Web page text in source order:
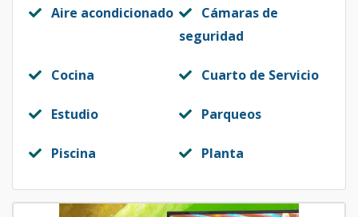
Aire acondicionado
Cámaras de
seguridad
Cocina Cuarto de Servicio
Estudio Parqueos
Piscina Planta